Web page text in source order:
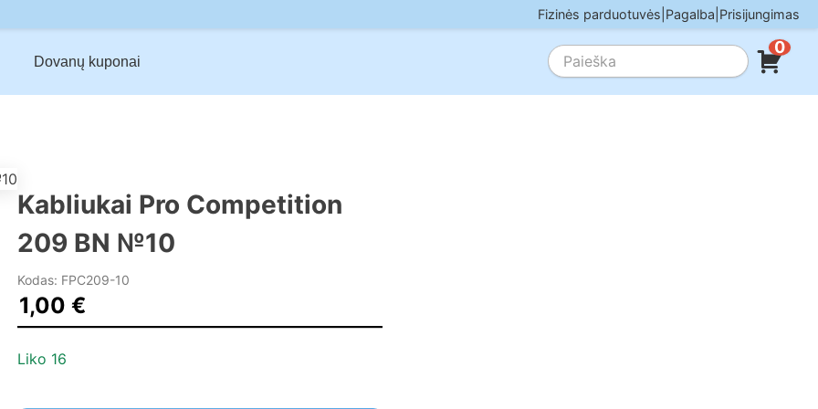
Fizinės parduotuvės Pagalba Prisijungimas
Dovanų kuponai
0
Kabliukai Pro Competition
209 BN №10
Kodas: FPC209-10
1,00 €
Liko 16